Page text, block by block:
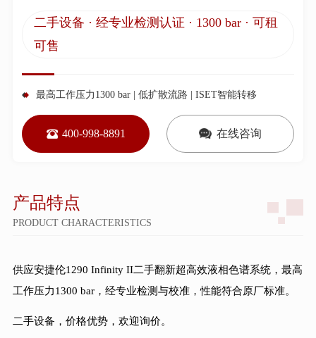
二手设备 · 经专业检测认证 · 1300 bar · 可租
可售
最高工作压力1300 bar | 低扩散流路 | ISET智能转移
400-998-8891 在线咨询
产品特点
PRODUCT CHARACTERISTICS
供应安捷伦1290 Infinity II二手翻新超高效液相色谱系统，最高
工作压力1300 bar，经专业检测与校准，性能符合原厂标准。
二手设备，价格优势，欢迎询价。